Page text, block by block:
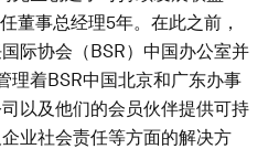
董事总经理5年。在此之前，
际协会（BSR）中国办公室并
理着BSR中国北京和广东办事
以及他们的会员伙伴提供可持
业社会责任等方面的解决方